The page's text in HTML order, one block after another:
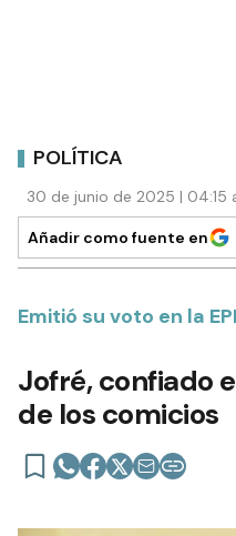
POLÍTICA
30 de junio de 2025 | 04:15
Añadir como fuente en
Emitió su voto en la
Jofré, confiado
de los comicios